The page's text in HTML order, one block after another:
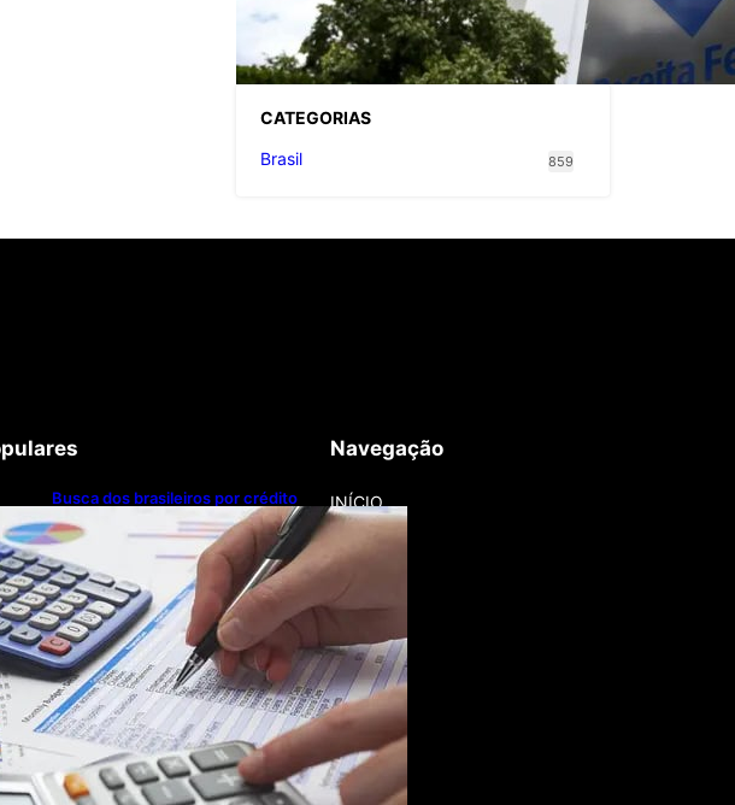
cronograma da reforma
tributária amplia prazo para
o Simples Nacional
CATEGORIAS
Brasil
859
Busca dos brasileiros por crédito
cresce 16,5%; Mato Grosso lidera
ranking entre estados
Navegação
INÍCIO